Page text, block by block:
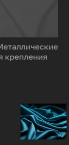
крепления